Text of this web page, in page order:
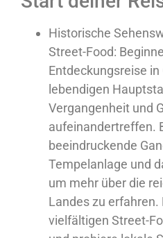
Historische
Street-Food:
Entdeckungsreise
lebendigen
Vergangenheit und
aufeinandertreffen.
beeindruckende
Tempelanlage und
um mehr über die
Landes zu erfahren.
vielfältigen Street-